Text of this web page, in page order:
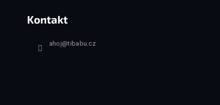
Kontakt
ahoj@tibabu.cz